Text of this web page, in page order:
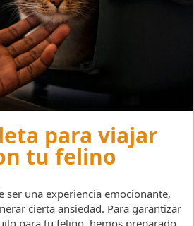
para viajar
tu felino
ser una experiencia emocionante,
cierta ansiedad. Para garantizar